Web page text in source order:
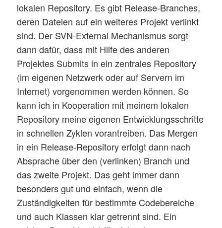
lokalen Repository. Es gibt Release-Branches,
deren Dateien auf ein weiteres Projekt verlinkt
sind. Der SVN-External Mechanismus sorgt
dann dafür, dass mit Hilfe des anderen
Projektes Submits in ein zentrales Repository
(im eigenen Netzwerk oder auf Servern im
Internet) vorgenommen werden können. So
kann ich in Kooperation mit meinem lokalen
Repository meine eigenen Entwicklungsschritte
in schnellen Zyklen vorantreiben. Das Mergen
in ein Release-Repository erfolgt dann nach
Absprache über den (verlinken) Branch und
das zweite Projekt. Das geht immer dann
besonders gut und einfach, wenn die
Zuständigkeiten für bestimmte Codebereiche
und auch Klassen klar getrennt sind. Ein